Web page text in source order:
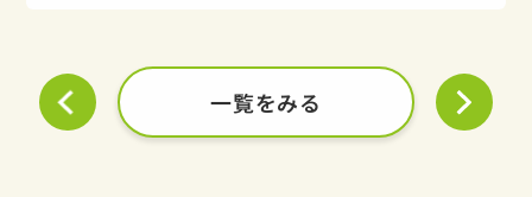
一覧をみる